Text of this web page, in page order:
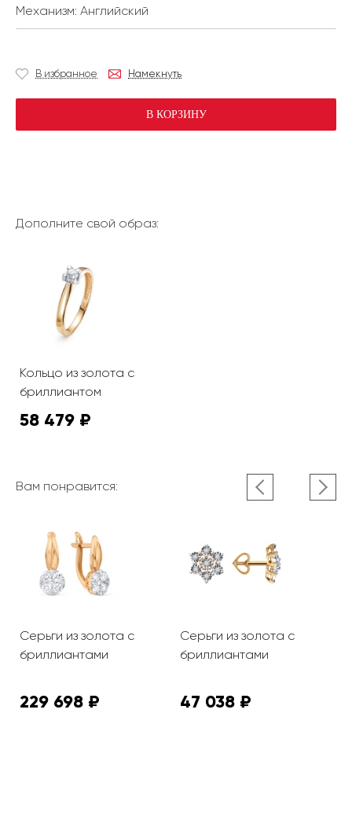
Механизм: Английский
В избранное Намекнуть
В КОРЗИНУ
Дополните свой образ:
Кольцо из золота с
бриллиантом
58 479 ₽
Вам понравится:
Серьги из золота с
бриллиантами
229 698 ₽
Серьги из золота с
бриллиантами
47 038 ₽